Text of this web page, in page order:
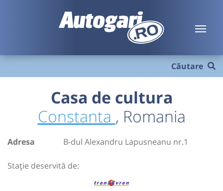
Căutare
Casa de cultura
Constanta , Romania
Adresa B-dul Alexandru Lapusneanu nr.1
Stație deservită de: